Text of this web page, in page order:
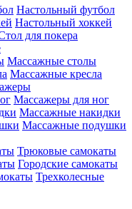
Настольный футбол
Настольный хоккей
для покера
Массажные столы
Массажные кресла
Массажеры для ног
Массажные накидки
Массажные подушки
Трюковые самокаты
Городские самокаты
Трехколесные